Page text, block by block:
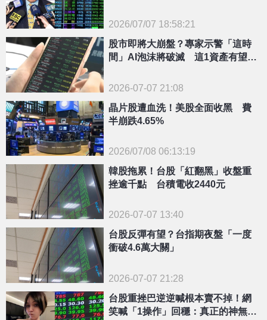
{PLAYICON}
2026/07/07 18:58:21
股市即將大崩盤？專家示警「這時
間」AI泡沫將破滅 這1資產有望正
2026-07-07 21:08
{PLAYICON}
晶片股遭血洗！美股全面收黑 費
半崩跌4.65%
2026/07/08 06:13:19
韓股拖累！台股「紅翻黑」收盤重
挫逾千點 台積電收2440元
2026-07-07 13:40
台股反彈有望？台指期夜盤「一度
衝破4.6萬大關」
2026-07-07 21:28
台股重挫巴逆逆喊根本賣不掉！網
笑喊「1操作」回穩：真正的神無法